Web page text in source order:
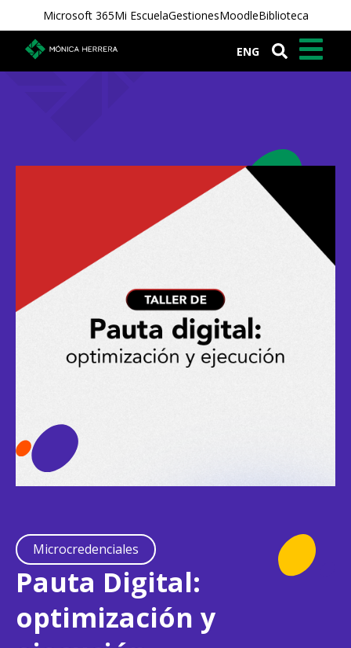
Microsoft 365Mi EscuelaGestionesMoodleBiblioteca
ENG
Microcredenciales
Pauta Digital:
optimización y